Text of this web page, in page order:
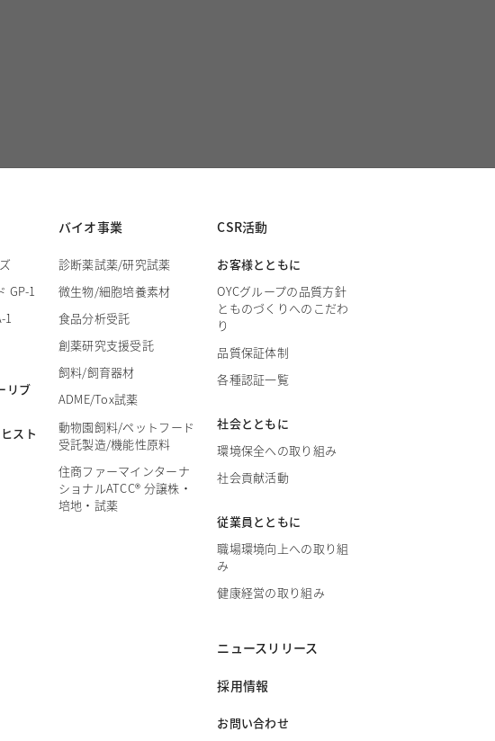
GP-1
1
リブ
スト
バイオ事業
診断薬試薬/研究試薬
微生物/細胞培養素材
食品分析受託
創薬研究支援受託
飼料/飼育器材
ADME/Tox試薬
動物園飼料/ペットフード
受託製造/機能性原料
住商ファーマインターナ
ショナルATCC® 分譲株・
培地・試薬
CSR活動
お客様とともに
OYCグループの品質方針
とものづくりへのこだわ
り
品質保証体制
各種認証一覧
社会とともに
環境保全への取り組み
社会貢献活動
従業員とともに
職場環境向上への取り組
み
健康経営の取り組み
ニュースリリース
採用情報
お問い合わせ